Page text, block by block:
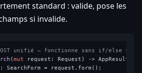
standard : valide, pose les
si invalide.
unifié — fonctionne sans if/else sur
(mut request: Request) ->
: SearchForm = request.form();